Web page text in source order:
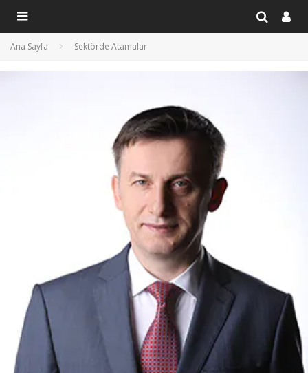
Ana Sayfa Sektörde Atamalar